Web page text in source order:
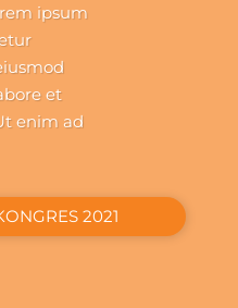
ipsum
et
enim ad
2021